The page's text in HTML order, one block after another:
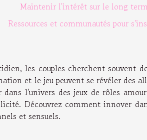
Maintenir l'intérêt sur le long
Ressources et communautés pour
les couples cherchent souvent
et le jeu peuvent se révéler des
l'univers des jeux de rôles
Découvrez comment innover
et sensuels.